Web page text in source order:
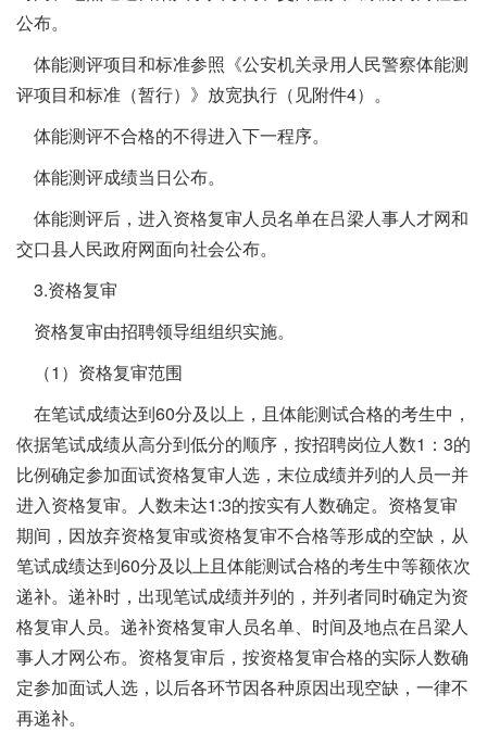
公布。
体能测评项目和标准参照《公安机关录用人民警察体能测
评项目和标准（暂行）》放宽执行（见附件4）。
体能测评不合格的不得进入下一程序。
体能测评成绩当日公布。
体能测评后，进入资格复审人员名单在吕梁人事人才网和
交口县人民政府网面向社会公布。
3.资格复审
资格复审由招聘领导组组织实施。
（1）资格复审范围
在笔试成绩达到60分及以上，且体能测试合格的考生中，
依据笔试成绩从高分到低分的顺序，按招聘岗位人数1：3的
比例确定参加面试资格复审人选，末位成绩并列的人员一并
进入资格复审。人数未达1:3的按实有人数确定。资格复审
期间，因放弃资格复审或资格复审不合格等形成的空缺，从
笔试成绩达到60分及以上且体能测试合格的考生中等额依次
递补。递补时，出现笔试成绩并列的，并列者同时确定为资
格复审人员。递补资格复审人员名单、时间及地点在吕梁人
事人才网公布。资格复审后，按资格复审合格的实际人数确
定参加面试人选，以后各环节因各种原因出现空缺，一律不
再递补。